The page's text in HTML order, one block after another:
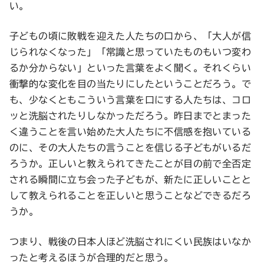
い。
子どもの頃に敗戦を迎えた人たちの口から、「大人が信
じられなくなった」「常識と思っていたものもいつ変わ
るか分からない」といった言葉をよく聞く。それくらい
衝撃的な変化を目の当たりにしたということだろう。で
も、少なくともこういう言葉を口にする人たちは、コロ
ッと洗脳されたりしなかっただろう。昨日までとまった
く違うことを言い始めた大人たちに不信感を抱いている
のに、その大人たちの言うことを信じる子どもがいるだ
ろうか。正しいと教えられてきたことが目の前で全否定
される瞬間に立ち会った子どもが、新たに正しいことと
して教えられることを正しいと思うことなどできるだろ
うか。
つまり、戦後の日本人ほど洗脳されにくい民族はいなか
ったと考えるほうが合理的だと思う。